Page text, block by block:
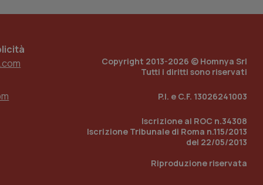
Copyright 2013-2026 © Homnya Srl
Tutti i diritti sono riservati
P.I. e C.F. 13026241003
Iscrizione al ROC n.34308
Iscrizione Tribunale di Roma n.115/2013
del 22/05/2013
Riproduzione riservata
tenere traccia
dell’esperienza
con identity